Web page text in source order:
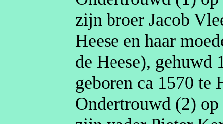
zijn broer Jacob
Heese en haar
de Heese), gehuwd
geboren ca 1570 te
Ondertrouwd (2) op